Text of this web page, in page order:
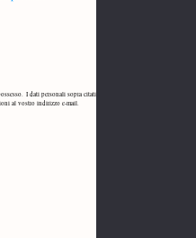
I dati personali sopra citati
al vostro indirizzo e-mail.